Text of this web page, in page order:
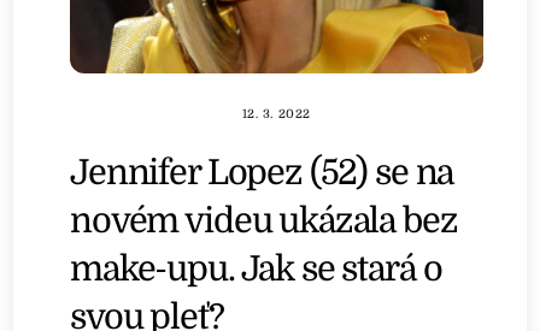
12. 3. 2022
Jennifer Lopez (52) se na
novém videu ukázala bez
make-upu. Jak se stará o
svou pleť?